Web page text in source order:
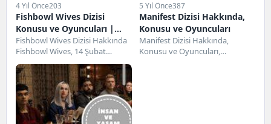
4 Yıl Önce203
Fishbowl Wives Dizisi
Konusu ve Oyuncuları |
Netflix
Fishbowl Wives Dizisi Hakkında
Fishbowl Wives, 14 Şubat
2022'de tanıtımı yapılan bir
Japon dramasıdır. Netflix...
5 Yıl Önce387
Manifest Dizisi Hakkında,
Konusu ve Oyuncuları
Manifest Dizisi Hakkında,
Konusu ve Oyuncuları,